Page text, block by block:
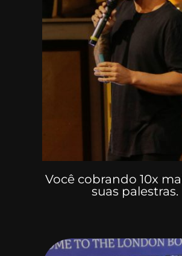
Você cobrando 10x
suas palestras.